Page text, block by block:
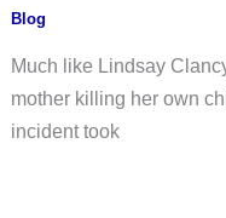
Blog
Much like Lindsay
mother killing her own
incident took